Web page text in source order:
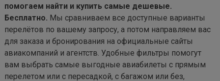
помогаем найти и купить самые дешевые.
Бесплатно. Мы сравниваем все доступные варианты
перелётов по вашему запросу, а потом направляем вас
для заказа и бронирования на официальные сайты
авиакомпаний и агентств. Удобные фильтры помогут
вам выбрать самые выгодные авиабилеты с прямым
перелетом или с пересадкой, с багажом или без,